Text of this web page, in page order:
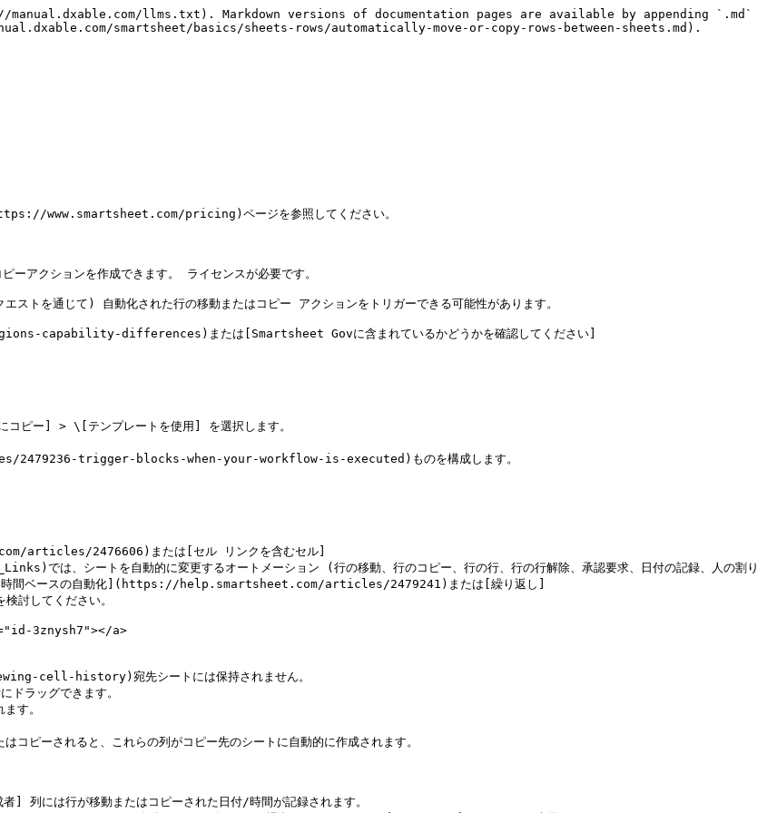
llms.txt). Markdown versions of documentation pages are available by appending `.md`
smartsheet/basics/sheets-rows/automatically-move-or-copy-rows-between-sheets.md).
www.smartsheet.com/pricing)ページを参照してください。
ーアクションを作成できます。 ライセンスが必要です。
ストを通じて) 自動化された行の移動またはコピー アクションをトリガーできる可能性があります。
differences)または[Smartsheet Govに含まれているかどうかを確認してください]
コピー] > \[テンプレートを使用] を選択します。
trigger-blocks-when-your-workflow-is-executed)ものを構成します。
articles/2476606)または[セル リンクを含むセル]
シートを自動的に変更するオートメーション (行の移動、行のコピー、行の行、行の行解除、承認要求、日付の記録、人の割り
は、[時間ベースの自動化](https://help.smartsheet.com/articles/2479241)または[繰り返し]
してください。
3znysh7"></a>
history)宛先シートには保持されません。
ドラッグできます。
す。
ピーされると、これらの列がコピー先のシートに自動的に作成されます。
] 列には行が移動またはコピーされた日付/時間が記録されます。